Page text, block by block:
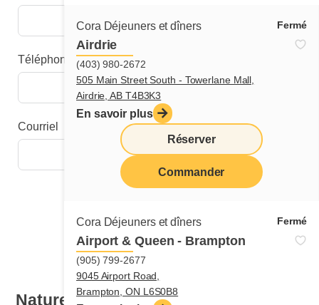
Cora Déjeuners et dîners Fermé
Airdrie
(403) 980-2672
505 Main Street South - Towerlane Mall,
Airdrie, AB T4B3K3
En savoir plus
Réserver
Commander
Cora Déjeuners et dîners Fermé
Airport & Queen - Brampton
(905) 799-2677
9045 Airport Road,
Brampton, ON L6S0B8
Téléphone
Courriel
Nature du travail